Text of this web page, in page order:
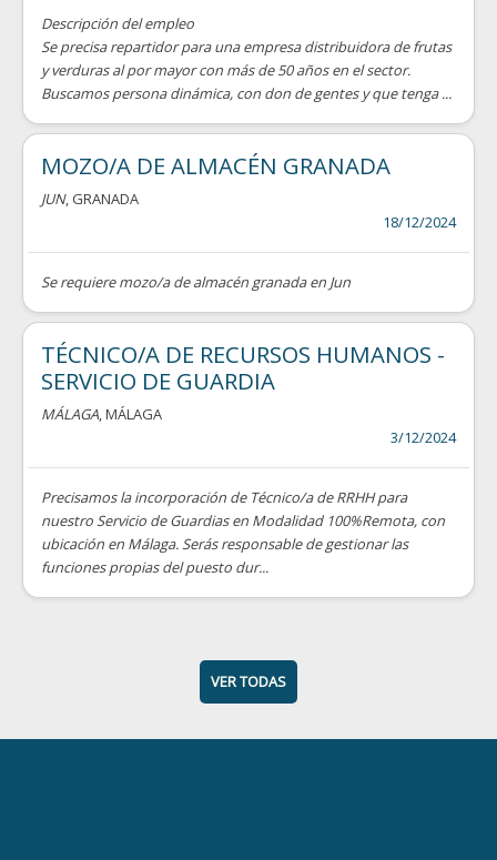
Descripción del empleo
Se precisa repartidor para una empresa distribuidora de frutas
y verduras al por mayor con más de 50 años en el sector.
Buscamos persona dinámica, con don de gentes y que tenga ...
MOZO/A DE ALMACÉN GRANADA
JUN, GRANADA
18/12/2024
Se requiere mozo/a de almacén granada en Jun
TÉCNICO/A DE RECURSOS HUMANOS -
SERVICIO DE GUARDIA
MÁLAGA, MÁLAGA
3/12/2024
Precisamos la incorporación de Técnico/a de RRHH para
nuestro Servicio de Guardias en Modalidad 100%Remota, con
ubicación en Málaga. Serás responsable de gestionar las
funciones propias del puesto dur...
VER TODAS